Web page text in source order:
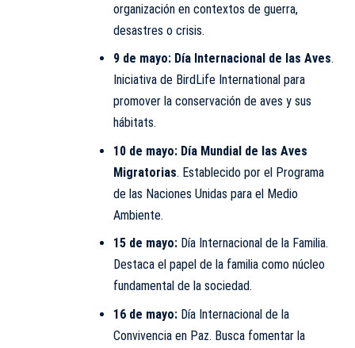
organización en contextos de guerra,
desastres o crisis.
9 de mayo: Día Internacional de las Aves.
Iniciativa de BirdLife International para
promover la conservación de aves y sus
hábitats.
10 de mayo: Día Mundial de las Aves
Migratorias. Establecido por el Programa
de las Naciones Unidas para el Medio
Ambiente.
15 de mayo:Día Internacional de la Familia.
Destaca el papel de la familia como núcleo
fundamental de la sociedad.
16 de mayo:Día Internacional de la
Convivencia en Paz. Busca fomentar la